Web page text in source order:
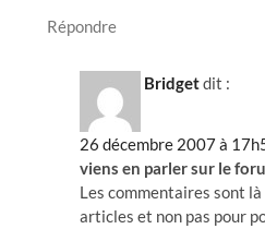
Répondre
Bridgetdit :
26 décembre 2007 à
viens en parler sur le
Les commentaires sont
articles et non pas pour